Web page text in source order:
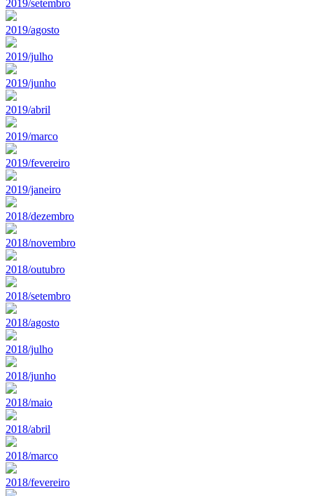
2019/setembro
2019/agosto
2019/julho
2019/junho
2019/abril
2019/marco
2019/fevereiro
2019/janeiro
2018/dezembro
2018/novembro
2018/outubro
2018/setembro
2018/agosto
2018/julho
2018/junho
2018/maio
2018/abril
2018/marco
2018/fevereiro